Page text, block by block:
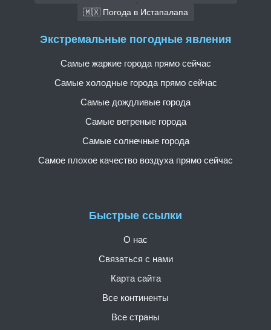
🇲🇽 Погода в Истапалапа
Быстрые ссылки
О нас
Связаться с нами
Карта сайта
Все континенты
Все страны
Экстремальные погодные явления
Самые жаркие города прямо сейчас
Самые холодные города прямо сейчас
Самые дождливые города
Самые ветреные города
Самые солнечные города
Самое плохое качество воздуха прямо сейчас